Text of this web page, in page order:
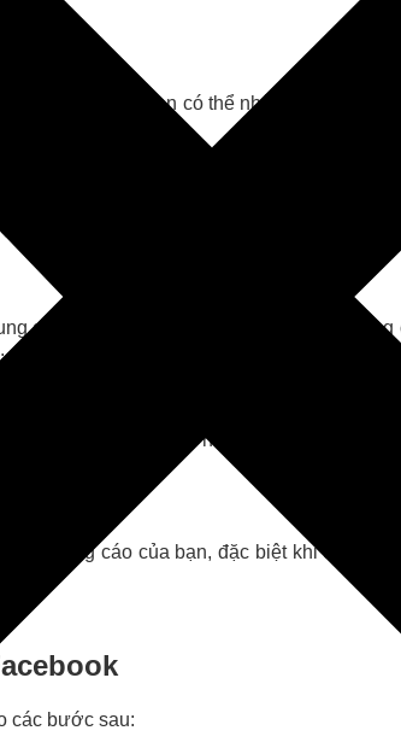
quảng cáo. Bạn có thể nhận voucher
hợp tác với các đối tác. Tham gia các sự
cấp voucher quảng cáo như phần
cho khách hàng của họ như một phần
Cáo
quảng cáo của bạn, đặc biệt khi có
các bước sau: